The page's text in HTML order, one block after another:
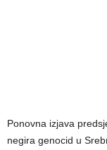
Ponovna izjava
negira genocid u